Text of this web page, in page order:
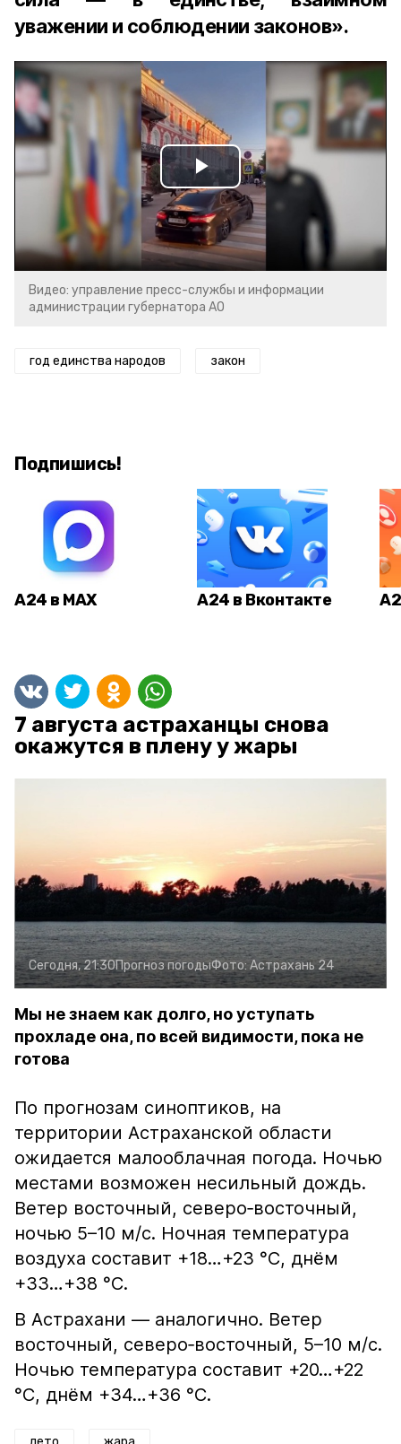
уважении и соблюдении законов».
Play
Video
Видео: управление пресс-службы и информации
администрации губернатора АО
год единства народов закон
Подпишись!
А24 в MAX А24 в Вконтакте
7 августа астраханцы снова
окажутся в плену у жары
Сегодня, 21:30Прогноз погодыФото:Астрахань 24
Мы не знаем как долго, но уступать
прохладе она, по всей видимости, пока не
готова
По прогнозам синоптиков, на
территории Астраханской области
ожидается малооблачная погода. Ночью
местами возможен несильный дождь.
Ветер восточный, северо‑восточный,
ночью 5–10 м/с. Ночная температура
воздуха составит +18…+23 °С, днём
+33…+38 °С.
В Астрахани — аналогично. Ветер
восточный, северо‑восточный, 5–10 м/с.
Ночью температура составит +20…+22
°С, днём +34…+36 °С.